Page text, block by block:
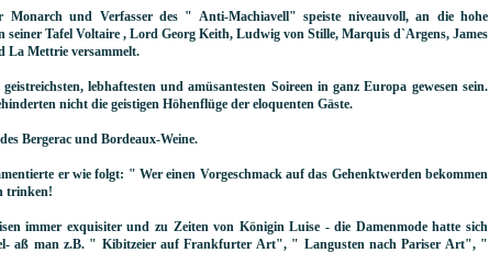
und Verfasser des " Anti-Machiavell" speiste niveauvoll, an die hohe
seiner Tafel Voltaire , Lord Georg Keith, Ludwig von Stille, Marquis d`Argens, James
La Mettrie versammelt.
lebhaftesten und amüsantesten Soireen in ganz Europa gewesen sein.
nicht die geistigen Höhenflüge der eloquenten Gäste.
Bergerac und Bordeaux-Weine.
er wie folgt: " Wer einen Vorgeschmack auf das Gehenktwerden bekommen
trinken!
immer exquisiter und zu Zeiten von Königin Luise - die Damenmode hatte sich
aß man z.B. " Kibitzeier auf Frankfurter Art", " Langusten nach Pariser Art", "